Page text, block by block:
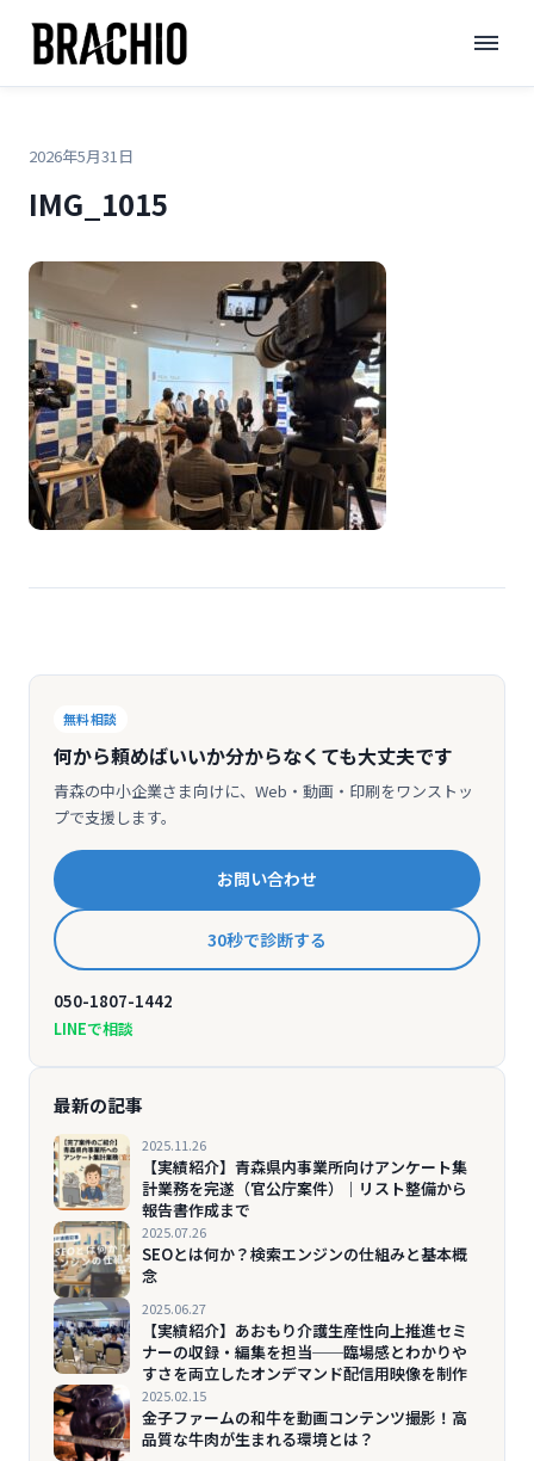
テ
TOP >> IMG_1015
2026年5月31日
IMG_1015
無料相談
何から頼めばいいか分からなくても大丈夫です
青森の中小企業さま向けに、Web・動画・印刷をワンストッ
プで支援します。
お問い合わせ
30秒で診断する
050-1807-1442
LINEで相談
最新の記事
2025.11.26
【実績紹介】青森県内事業所向けアンケート集
計業務を完遂（官公庁案件）｜リスト整備から
報告書作成まで
2025.07.26
SEOとは何か？検索エンジンの仕組みと基本概
念
2025.06.27
【実績紹介】あおもり介護生産性向上推進セミ
ナーの収録・編集を担当──臨場感とわかりや
すさを両立したオンデマンド配信用映像を制作
2025.02.15
金子ファームの和牛を動画コンテンツ撮影！高
品質な牛肉が生まれる環境とは？